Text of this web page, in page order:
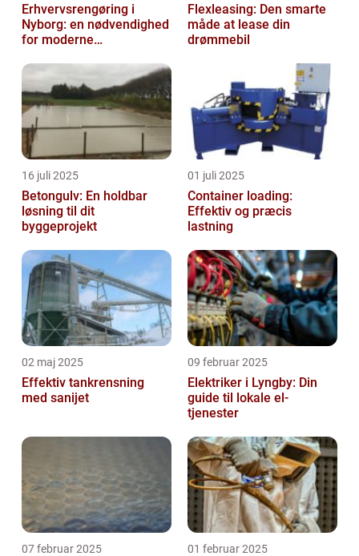
Erhvervsrengøring i
Nyborg: en nødvendighed
for moderne
Flexleasing: Den smarte
måde at lease din
drømmebil
16 juli 2025
Betongulv: En holdbar
løsning til dit
byggeprojekt
01 juli 2025
Container loading:
Effektiv og præcis
lastning
02 maj 2025
Effektiv tankrensning
med sanijet
09 februar 2025
Elektriker i Lyngby: Din
guide til lokale el-
tjenester
07 februar 2025 01 februar 2025